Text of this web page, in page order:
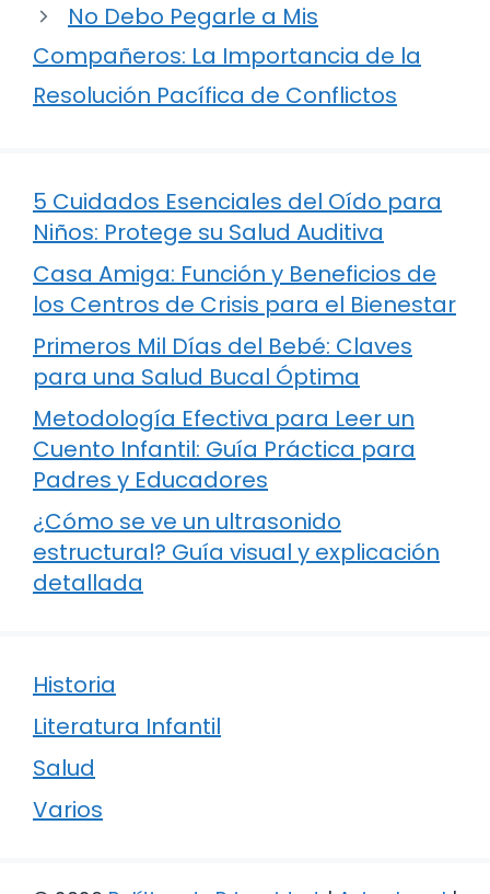
No Debo Pegarle a Mis
Compañeros: La Importancia de la
Resolución Pacífica de Conflictos
5 Cuidados Esenciales del Oído para
Niños: Protege su Salud Auditiva
Casa Amiga: Función y Beneficios de
los Centros de Crisis para el Bienestar
Primeros Mil Días del Bebé: Claves
para una Salud Bucal Óptima
Metodología Efectiva para Leer un
Cuento Infantil: Guía Práctica para
Padres y Educadores
¿Cómo se ve un ultrasonido
estructural? Guía visual y explicación
detallada
Historia
Literatura Infantil
Salud
Varios